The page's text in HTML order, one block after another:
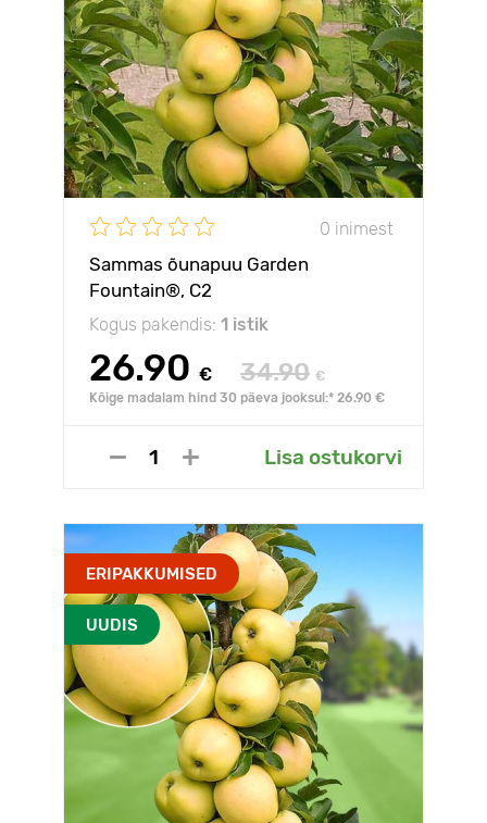
0 inimest
Sammas õunapuu Garden
Fountain®, C2
Kogus pakendis: 1 istik
26.90 € 34.90 €
Kõige madalam hind 30 päeva jooksul:* 26.90 €
Lisa ostukorvi
ERIPAKKUMISED
UUDIS